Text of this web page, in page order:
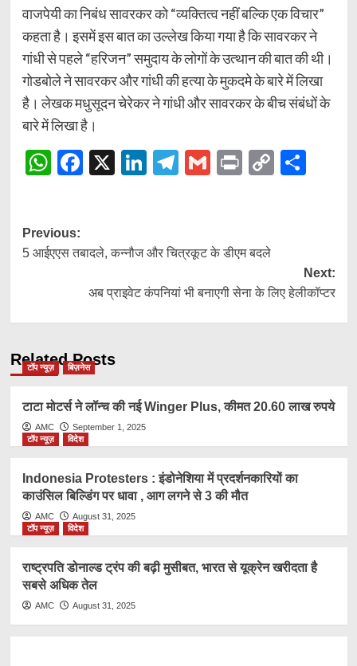
वाजपेयी का निबंध सावरकर को “व्यक्तित्व नहीं बल्कि एक विचार”
कहता है। इसमें इस बात का उल्लेख किया गया है कि सावरकर ने
गांधी से पहले “हरिजन” समुदाय के लोगों के उत्थान की बात की थी।
गोडबोले ने सावरकर और गांधी की हत्या के मुकदमे के बारे में लिखा
है। लेखक मधुसूदन चेरेकर ने गांधी और सावरकर के बीच संबंधों के
बारे में लिखा है।
WhatsApp
Facebook
X LinkedIn
Telegram
Gmail
Print
Copy
Post
navigation
Previous:
5 आईएएस तबादले, कन्नौज और चित्रकूट के डीएम बदले
Next:
अब प्राइवेट कंपनियां भी बनाएगी सेना के लिए हेलीकॉप्टर
Related Posts
टॉप न्यूज़ बिज़नेस
टाटा मोटर्स ने लॉन्च की नई Winger Plus, कीमत 20.60 लाख रुपये
AMC
September 1, 2025
टॉप न्यूज़
विदेश
Indonesia Protesters : इंडोनेशिया में प्रदर्शनकारियों का
काउंसिल बिल्डिंग पर धावा , आग लगने से 3 की मौत
AMC
August 31, 2025
टॉप न्यूज़
विदेश
राष्ट्रप​ति डोनाल्ड ट्रंप की बढ़ी मुसीबत, भारत से यूक्रेन खरीदता है
सबसे अधिक तेल
AMC August 31, 2025